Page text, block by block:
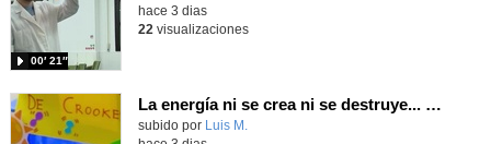
00′ 21″
hace 3 dias
22 visualizaciones
La energía ni se crea ni se destruye... ¡se experimenta! El Tierno en la Feria Madrid es Ciencia 2026
Contenido educativo.
subido por Luis M.